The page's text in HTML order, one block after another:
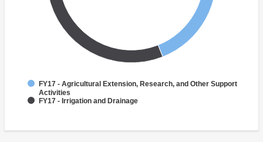
FY17 - Agricultural Extension, Research, and Other Support
Activities
FY17 - Irrigation and Drainage